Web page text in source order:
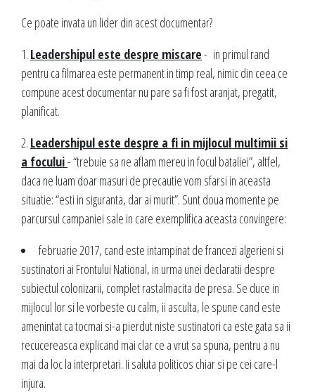
Ce poate invata un lider din acest documentar?
1. Leadershipul este despre miscare- in primul rand
pentru ca filmarea este permanent in timp real, nimic din ceea ce
compune acest documentar nu pare sa fi fost aranjat, pregatit,
planificat.
2. Leadershipul este despre a fi in mijlocul multimii si
a focului- “trebuie sa ne aflam mereu in focul bataliei”, altfel,
daca ne luam doar masuri de precautie vom sfarsi in aceasta
situatie: “esti in siguranta, dar ai murit”. Sunt doua momente pe
parcursul campaniei sale in care exemplifica aceasta convingere:
februarie 2017, cand este intampinat de francezi algerieni si
sustinatori ai Frontului National, in urma unei declaratii despre
subiectul colonizarii, complet rastalmacita de presa. Se duce in
mijlocul lor si le vorbeste cu calm, ii asculta, le spune cand este
amenintat ca tocmai si-a pierdut niste sustinatori ca este gata sa ii
recucereasca explicand mai clar ce a vrut sa spuna, pentru a nu
mai da loc la interpretari. Ii saluta politicos chiar si pe cei care-l
injura.